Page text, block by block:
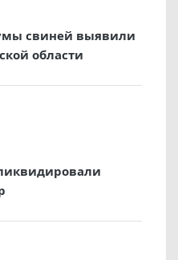
свиней выявили
области